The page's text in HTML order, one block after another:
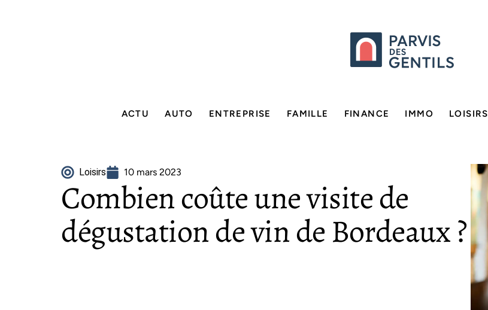
ACTU AUTO ENTREPRISE FAMILLE FINANCE IMMO LOISIRS
Loisirs 10 mars 2023
Combien coûte une visite de
dégustation de vin de Bordeaux ?